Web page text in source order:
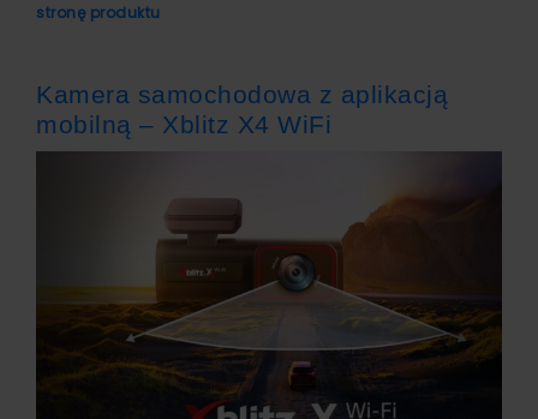
stronę produktu
Kamera samochodowa z aplikacją
mobilną – Xblitz X4 WiFi